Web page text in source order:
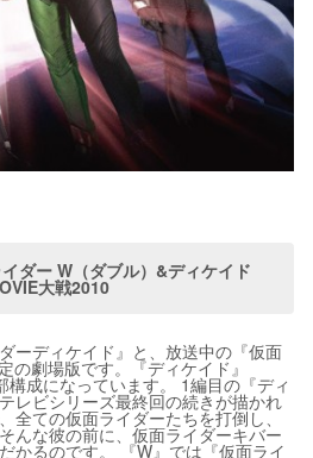
ダー W（ダブル）&ディケイド
大戦2010
ーディケイド』と、放送中の『仮面
の劇場版です。『ディケイド』
構成になっています。 1編目の『ディ
レビシリーズ最終回の続きが描かれ
全ての仮面ライダーたちを打倒し、
んな彼の前に、仮面ライダーキバー
かるのです。 『W』では『仮面ライ